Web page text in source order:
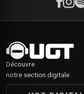
Découvre
notre section digitale